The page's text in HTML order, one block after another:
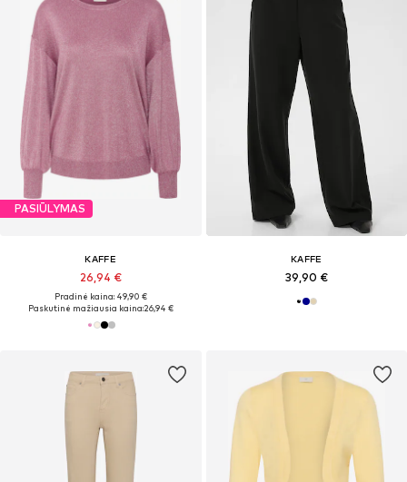
PASIŪLYMAS
KAFFE
26,94 €
Pradinė kaina: 49,90 €
Paskutinė mažiausia kaina:26,94 €
KAFFE
39,90 €